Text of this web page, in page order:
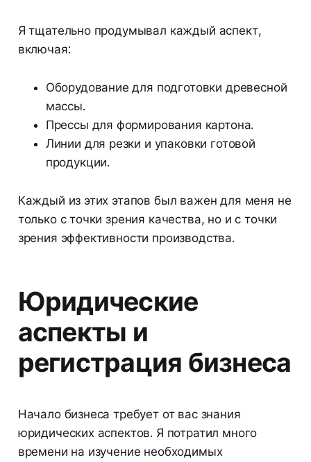
Я тщательно продумывал каждый аспект,
включая:
Оборудование для подготовки древесной
массы.
Прессы для формирования картона.
Линии для резки и упаковки готовой
продукции.
Каждый из этих этапов был важен для меня не
только с точки зрения качества, но и с точки
зрения эффективности производства.
Юридические
аспекты и
регистрация бизнеса
Начало бизнеса требует от вас знания
юридических аспектов. Я потратил много
времени на изучение необходимых